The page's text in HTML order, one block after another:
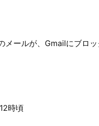
ールが、Gmailにブロッ
時頃